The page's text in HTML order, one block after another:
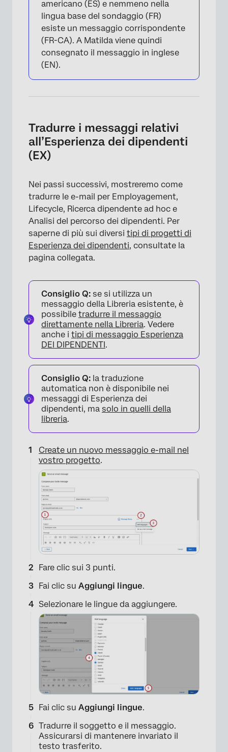
americano (ES) e nemmeno nella
lingua base del sondaggio (FR)
esiste un messaggio corrispondente
(FR-CA). A Matilda viene quindi
consegnato il messaggio in inglese
(EN).
Tradurre i messaggi relativi
all’Esperienza dei dipendenti
(EX)
Nei passi successivi, mostreremo come
tradurre le e-mail per Employagement,
Lifecycle, Ricerca dipendente ad hoc e
Analisi del percorso dei dipendenti. Per
saperne di più sui diversi tipi di progetti di
Esperienza dei dipendenti, consultate la
pagina collegata.
Consiglio Q: se si utilizza un
messaggio della Libreria esistente, è
possibile tradurre il messaggio
direttamente nella Libreria. Vedere
anche i tipi di messaggio Esperienza
DEI DIPENDENTI.
Consiglio Q: la traduzione
automatica non è disponibile nei
messaggi di Esperienza dei
dipendenti, ma solo in quelli della
libreria.
Create un nuovo messaggio e-mail nel
vostro progetto.
Fare clic sui 3 punti.
Fai clic su Aggiungi lingue.
Selezionare le lingue da aggiungere.
Fai clic su Aggiungi lingue.
Tradurre il soggetto e il messaggio.
Assicurarsi di mantenere invariato il
testo trasferito.